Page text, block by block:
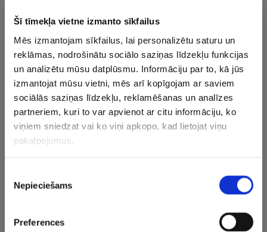
Šī tīmekļa vietne izmanto sīkfailus
Mēs izmantojam sīkfailus, lai personalizētu saturu un
reklāmas, nodrošinātu sociālo saziņas līdzekļu funkcijas
un analizētu mūsu datplūsmu. Informāciju par to, kā jūs
izmantojat mūsu vietni, mēs arī kopīgojam ar saviem
sociālās saziņas līdzekļu, reklamēšanas un analīzes
partneriem, kuri to var apvienot ar citu informāciju, ko
viņiem sniedzat vai ko viņi apkopo, kad lietojat viņu
pakalpojumus.
izvēle
Nepieciešams
Preferences
25.12.2024 11:24
“Blue Jackets” aizsargs par Laines
vārdiem: Ceru, ka viņam viss ir kārtībā
20.12.2024 11:46
“Tas mums dod lielu pārliecību” –
“Blue Jackets” aizsargs komentē